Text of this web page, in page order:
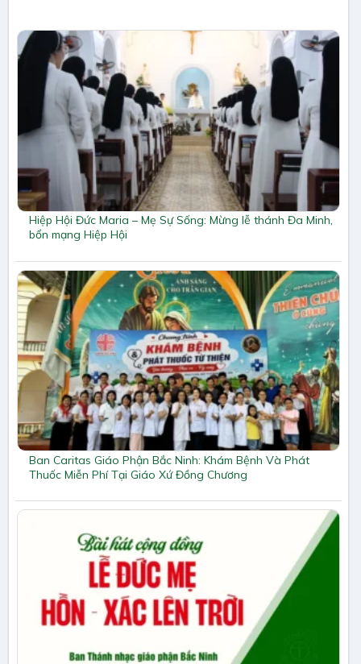
Hiệp Hội Đức Maria – Mẹ Sự Sống: Mừng lễ thánh Đa Minh,
bổn mạng Hiệp Hội
Ban Caritas Giáo Phận Bắc Ninh: Khám Bệnh Và Phát
Thuốc Miễn Phí Tại Giáo Xứ Đồng Chương